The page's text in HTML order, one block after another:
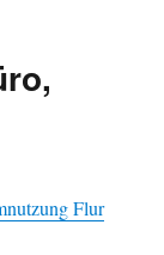
Flur